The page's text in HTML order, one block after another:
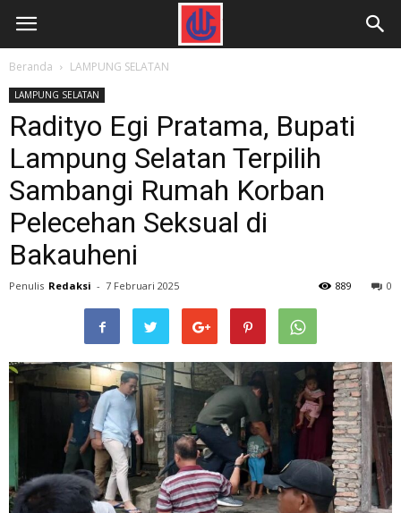
Beranda LAMPUNG SELATAN
LAMPUNG SELATAN
Radityo Egi Pratama, Bupati
Lampung Selatan Terpilih
Sambangi Rumah Korban
Pelecehan Seksual di
Bakauheni
Penulis Redaksi - 7 Februari 2025 0
889